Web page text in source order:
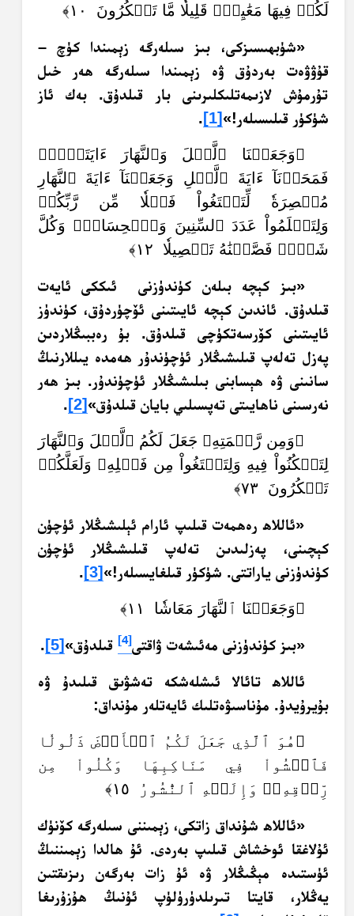
لَكُمۡ فِيهَا مَعَٰيِشَۗ قَلِيلٗا مَّا تَشۡكُرُونَ ١٠﴾
«شۈبھىسىزكى، بىز سىلەرگە زېمىندا كۈچ –
قۇۋۋەت بەردۇق ۋە زېمىندا سىلەرگە ھەر خىل
تۇرمۇش لازىمەتلىكلىرىنى بار قىلدۇق. بەك ئاز
شۈكۈر قىلىسىلەر!» [1]
.
﴿وَجَعَلۡنَا ٱلَّيۡلَ وَٱلنَّهَارَ ءَايَتَيۡنِۖ
فَمَحَوۡنَآ ءَايَةَ ٱلَّيۡلِ وَجَعَلۡنَآ ءَايَةَ ٱلنَّهَارِ
مُبۡصِرَةٗ لِّتَبۡتَغُواْ فَضۡلٗا مِّن رَّبِّكُمۡ
وَلِتَعۡلَمُواْ عَدَدَ ٱلسِّنِينَ وَٱلۡحِسَابَۚ وَكُلَّ
شَيۡءٖ فَصَّلۡنَٰهُ تَفۡصِيلٗا ١٢﴾
«بىز كېچە بىلەن كۈندۈزنى ئىككى ئايەت
قىلدۇق. ئاندىن كېچە ئايىتىنى ئۆچۈردۇق، كۈندۈز
ئايىتىنى كۆرسەتكۈچى قىلدۇق. بۇ رەببىڭلاردىن
پەزل تەلەپ قىلىشىڭلار ئۈچۈندۇر ھەمدە يىللارنىڭ
سانىنى ۋە ھېسابنى بىلىشىڭلار ئۈچۈندۇر. بىز ھەر
نەرسىنى ناھايىتى تەپسىلىي بايان قىلدۇق» [2]
.
﴿وَمِن رَّحۡمَتِهِۦ جَعَلَ لَكُمُ ٱلَّيۡلَ وَٱلنَّهَارَ
لِتَسۡكُنُواْ فِيهِ وَلِتَبۡتَغُواْ مِن فَضۡلِهِۦ وَلَعَلَّكُمۡ
تَشۡكُرُونَ ٧٣﴾
«ئاللاھ رەھمەت قىلىپ ئارام ئېلىشىڭلار ئۈچۈن
كېچىنى، پەزلىدىن تەلەپ قىلىشىڭلار ئۈچۈن
كۈندۈزنى ياراتتى. شۈكۈر قىلغايسىلەر!» [3]
.
﴿وَجَعَلۡنَا ٱلنَّهَارَ مَعَاشٗا ١١﴾
«بىز كۈندۈزنى مەئىشەت ۋاقتى[4] قىلدۇق» [5]
.
ئاللاھ تائالا ئىشلەشكە تەشۋىق قىلىدۇ ۋە
بۇيرۇيدۇ. مۇناسىۋەتلىك ئايەتلەر مۇنداق:
﴿هُوَ ٱلَّذِي جَعَلَ لَكُمُ ٱلۡأَرۡضَ ذَلُولٗا
فَٱمۡشُواْ فِي مَنَاكِبِهَا وَكُلُواْ مِن
رِّزۡقِهِۦۖ وَإِلَيۡهِ ٱلنُّشُورُ ١٥﴾
«ئاللاھ شۇنداق زاتكى، زېمىننى سىلەرگە كۆنۈك
ئۇلاغقا ئوخشاش قىلىپ بەردى. ئۇ ھالدا زېمىننىڭ
ئۈستىدە مېڭىڭلار ۋە ئۇ زات بەرگەن رىزىقتىن
يەڭلار، قايتا تىرىلدۈرۈلۈپ ئۇنىڭ ھۇزۇرىغا